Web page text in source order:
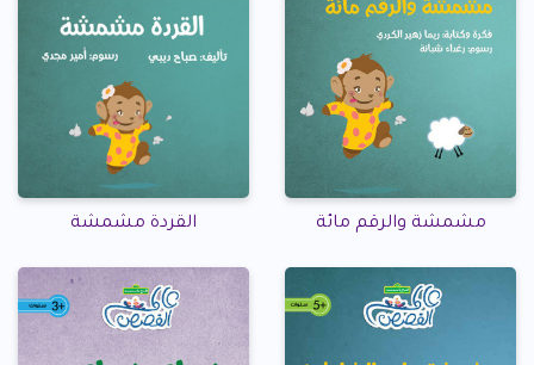
مشمشة والرقم مائة القردة مشمشة